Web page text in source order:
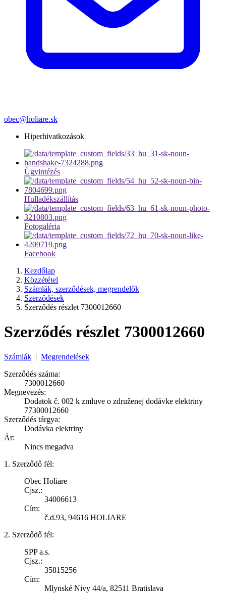
obec@holiare.sk
Hiperhivatkozások
Ügyintézés
Hulladékszállítás
Fotogaléria
Facebook
Kezdőlap
Közzététel
Számlák, szerződések, megrendelők
Szerződések
Szerződés részlet 7300012660
Szerződés részlet 7300012660
Számlák | Megrendelések
Szerződés száma:
7300012660
Megnevezés:
Dodatok č. 002 k zmluve o združenej dodávke elektriny
77300012660
Szerződés tárgya:
Dodávka elektriny
Ár:
Nincs megadva
1. Szerződő fél:
Obec Holiare
Cjsz.:
34006613
Cím:
č.d.93, 94616 HOLIARE
2. Szerződő fél:
SPP a.s.
Cjsz.:
35815256
Cím:
Mlynské Nivy 44/a, 82511 Bratislava